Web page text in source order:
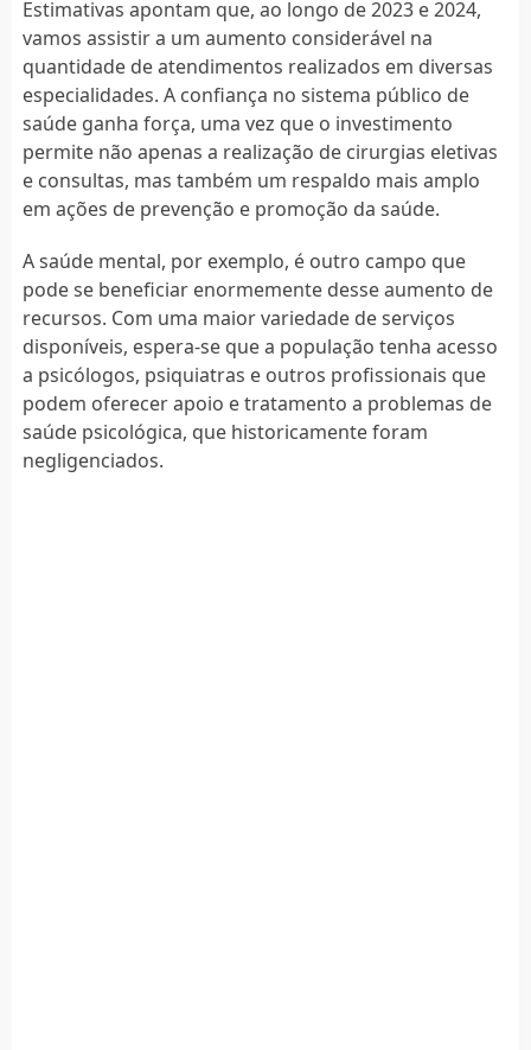
Estimativas apontam que, ao longo de 2023 e 2024,
vamos assistir a um aumento considerável na
quantidade de atendimentos realizados em diversas
especialidades. A confiança no sistema público de
saúde ganha força, uma vez que o investimento
permite não apenas a realização de cirurgias eletivas
e consultas, mas também um respaldo mais amplo
em ações de prevenção e promoção da saúde.
A saúde mental, por exemplo, é outro campo que
pode se beneficiar enormemente desse aumento de
recursos. Com uma maior variedade de serviços
disponíveis, espera-se que a população tenha acesso
a psicólogos, psiquiatras e outros profissionais que
podem oferecer apoio e tratamento a problemas de
saúde psicológica, que historicamente foram
negligenciados.